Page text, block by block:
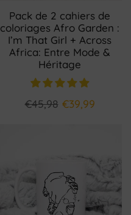
Pack de 2 cahiers de
coloriages Afro Garden :
I’m That Girl + Across
Africa: Entre Mode &
Héritage
€45,98 €39,99